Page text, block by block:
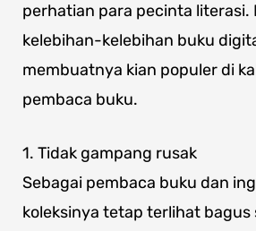
perhatian para pecinta literasi.
kelebihan-kelebihan buku
membuatnya kian populer di
pembaca buku.
1. Tidak gampang rusak
Sebagai pembaca buku dan
koleksinya tetap terlihat bagus